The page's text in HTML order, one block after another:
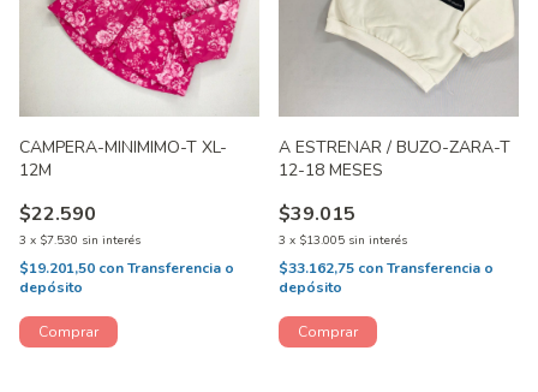
CAMPERA-MINIMIMO-T XL-
12M
$22.590
3 x $7.530 sin interés
$19.201,50 conTransferencia o
depósito
A ESTRENAR / BUZO-ZARA-T
12-18 MESES
$39.015
3 x $13.005 sin interés
$33.162,75 conTransferencia o
depósito